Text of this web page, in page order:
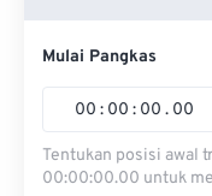
Mulai Pangkas
00 : 00 : 00 . 00
Tentukan posisi awal
00:00:00.00 untuk